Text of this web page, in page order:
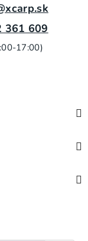
361 609
17:00)